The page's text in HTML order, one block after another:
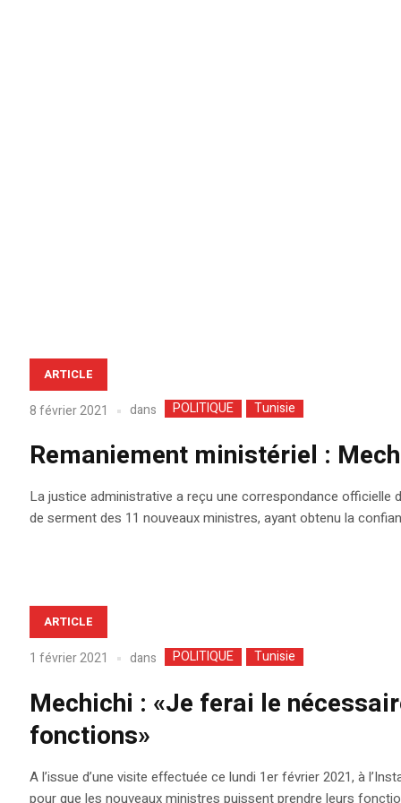
ARTICLE
8 février 2021 dans POLITIQUE Tunisie
Remaniement ministériel :
La justice administrative a reçu une correspondance officielle
de serment des 11 nouveaux ministres, ayant obtenu la
ARTICLE
1 février 2021 dans POLITIQUE Tunisie
Mechichi : «Je ferai le
fonctions»
A l’issue d’une visite effectuée ce lundi 1er février 2021, à
pour que les nouveaux ministres puissent prendre leurs